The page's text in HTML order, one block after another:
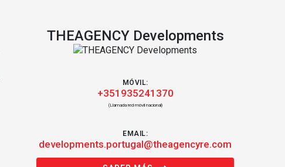
THEAGENCY Developments
MÓVIL:
+351935241370
(Llamada red móvil nacional)
EMAIL:
developments.portugal@theagencyre.com